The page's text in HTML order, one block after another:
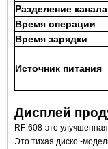
Разделение канала
Время операции
Время зарядки
Источник питания
Дисплей
RF-608-это
Это тихая диско -